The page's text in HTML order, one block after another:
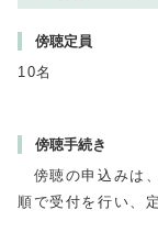
傍聴定員
10名
傍聴手続き
傍聴の申込みは
順で受付を行い、